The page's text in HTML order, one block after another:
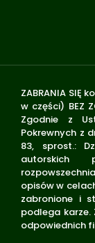
ZABRANIA SIĘ
w części) BEZ
Zgodnie z
Pokrewnych z
83, sprost.:
autorskich
opisów w
zabronione i
podlega karze.
odpowiednich